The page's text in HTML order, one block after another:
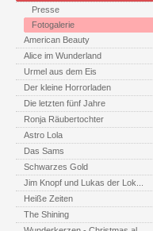
Presse
Fotogalerie
American Beauty
Alice im Wunderland
Urmel aus dem Eis
Der kleine Horrorladen
Die letzten fünf Jahre
Ronja Räubertochter
Astro Lola
Das Sams
Schwarzes Gold
Jim Knopf und Lukas der Lok...
Heiße Zeiten
The Shining